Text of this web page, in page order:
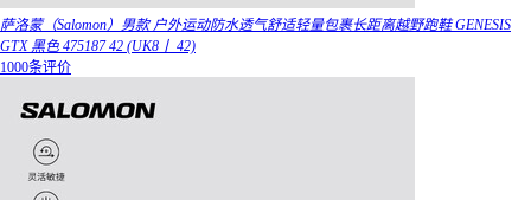
萨洛蒙（Salomon）男款 户外运动防水透气舒适轻量包裹长距离越野跑鞋 GENESIS
GTX 黑色 475187 42 (UK8丨 42)
1000条评价